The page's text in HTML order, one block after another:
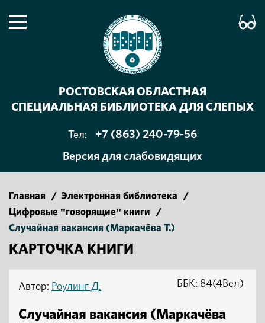
РОСТОВСКАЯ ОБЛАСТНАЯ
СПЕЦИАЛЬНАЯ БИБЛИОТЕКА ДЛЯ СЛЕПЫХ
Тел:
+7 (863) 240-79-56
Версия для слабовидящих
Главная / Электронная библиотека
/
Цифровые "говорящие" книги
/
Случайная вакансия (Маркачёва Т.)
КАРТОЧКА КНИГИ
Автор: Роулинг Д.
Случайная вакансия (Маркачёва
ББК: 84(4Вел)